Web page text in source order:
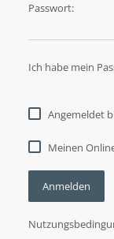
Passwort:
Ich habe mein
Angemeldet
Meinen
Anmelden